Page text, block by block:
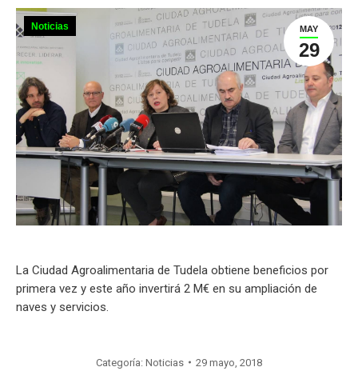
MAY
29
Noticias
La Ciudad Agroalimentaria de Tudela obtiene beneficios por
primera vez y este año invertirá 2 M€ en su ampliación de
naves y servicios.
Categoría: Noticias 29 mayo, 2018